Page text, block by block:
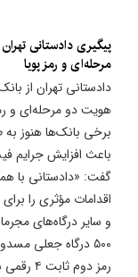
پیگیری دادستانی
مرحله‌ای و رمز پویا
دادستانی تهران از
هویت دو مرحله‌ای و
برخی بانک‌ها هنوز به
باعث افزایش جرایم
گفت: «دادستانی با
اقدامات مؤثری را
۵۰۰ درگاه جعلی
رمز